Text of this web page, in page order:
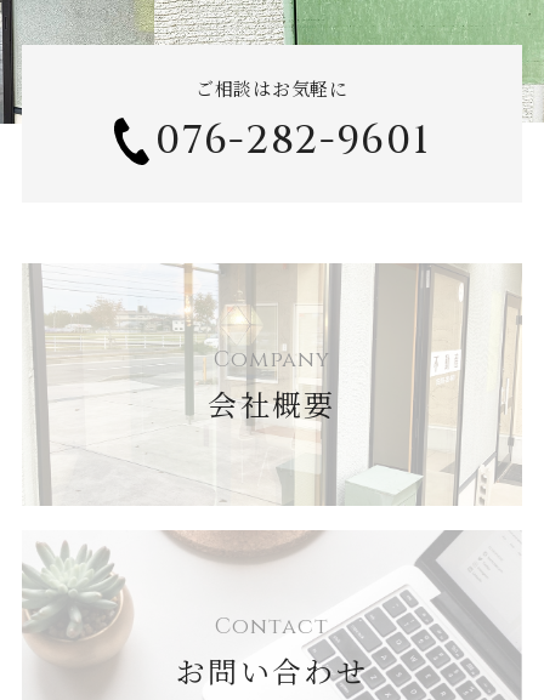
ご相談はお気軽に
076-282-9601
Company
会社概要
Contact
お問い合わせ